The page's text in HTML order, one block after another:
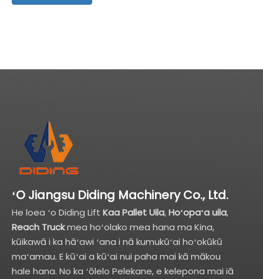
ʻO Jiangsu Diding Machinery Co., Ltd.
He loea ʻo Diding Lift Kaa Pallet Uila,Hoʻopaʻa uila,
Reach Truckmea hoʻolako mea hana ma Kina,
kūikawā i ka hāʻawi ʻana i nā kumukūʻai hoʻokūkū
maʻamau. E kūʻai a kūʻai nui paha mai kā mākou
hale hana. No ka ʻōlelo Pelekane, e kelepona mai iā